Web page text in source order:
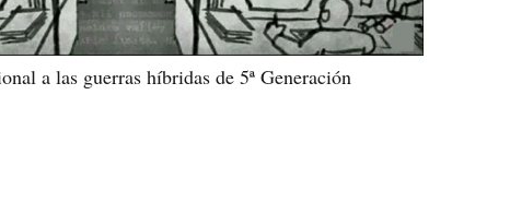
a las guerras híbridas de 5ª Generación